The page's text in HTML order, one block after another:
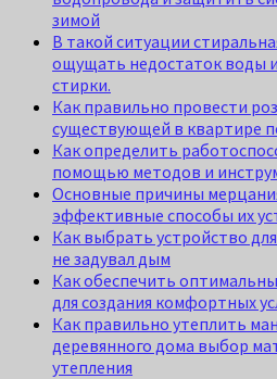
зимой
В такой ситуации
ощущать недостаток воды
стирки.
Как правильно провести
существующей в квартире
Как определить
помощью методов и
Основные причины
эффективные способы их
Как выбрать устройство
не задувал дым
Как обеспечить
для создания комфортных
Как правильно утеплить
деревянного дома выбор
утепления